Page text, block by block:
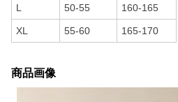
L 50-55 160-165
XL 55-60 165-170
商品画像